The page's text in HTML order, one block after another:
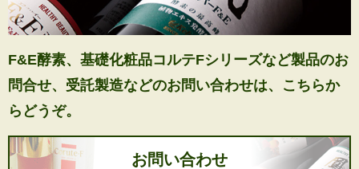
F&E酵素、基礎化粧品コルテFシリーズなど製品のお
問合せ、 受託製造などのお問い合わせは、こちらか
らどうぞ。
お問い合わせ